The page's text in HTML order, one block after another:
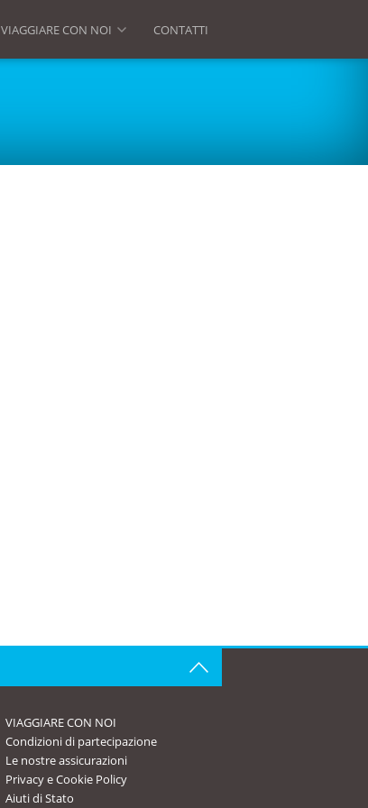
VIAGGIARE CON NOI
CONTATTI
VIAGGIARE CON NOI
Condizioni di partecipazione
Le nostre assicurazioni
Privacy e Cookie Policy
Aiuti di Stato